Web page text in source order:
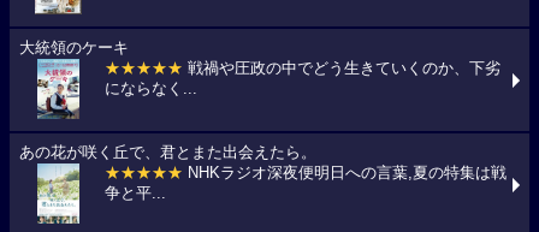
大統領のケーキ
★★★★★ 戦禍や圧政の中でどう生きていくのか、下劣
にならなく...
あの花が咲く丘で、君とまた出会えたら。
★★★★★ NHKラジオ深夜便明日への言葉,夏の特集は戦
争と平...